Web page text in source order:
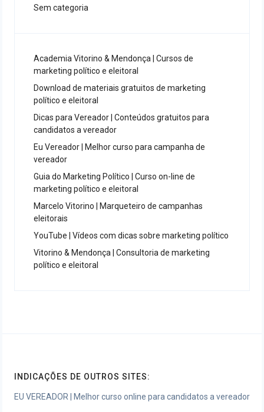
Sem categoria
Academia Vitorino & Mendonça | Cursos de
marketing político e eleitoral
Download de materiais gratuitos de marketing
político e eleitoral
Dicas para Vereador | Conteúdos gratuitos para
candidatos a vereador
Eu Vereador | Melhor curso para campanha de
vereador
Guia do Marketing Político | Curso on-line de
marketing político e eleitoral
Marcelo Vitorino | Marqueteiro de campanhas
eleitorais
YouTube | Vídeos com dicas sobre marketing político
Vitorino & Mendonça | Consultoria de marketing
político e eleitoral
INDICAÇÕES DE OUTROS SITES:
EU VEREADOR | Melhor curso online para candidatos a vereador